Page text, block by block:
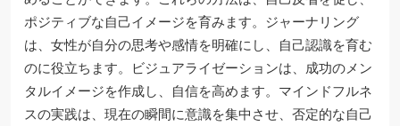
ポジティブな自己イメージを育みます。ジャーナリング
は、女性が自分の思考や感情を明確にし、自己認識を育む
のに役立ちます。ビジュアライゼーションは、成功のメン
タルイメージを作成し、自信を高めます。マインドフルネ
スの実践は、現在の瞬間に意識を集中させ、否定的な自己